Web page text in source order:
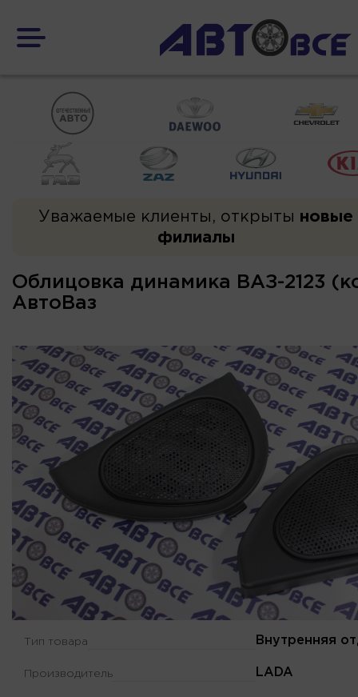
Уважаемые клиенты, открыты новые
филиалы
Облицовка динамика ВАЗ-2123
АвтоВаз
Тип товара Внутренняя
Производитель LADA